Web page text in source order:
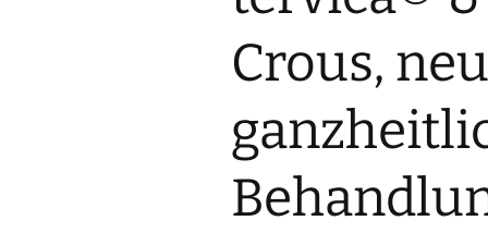
Projektfeld 2
Projektfeld 3
Crous,